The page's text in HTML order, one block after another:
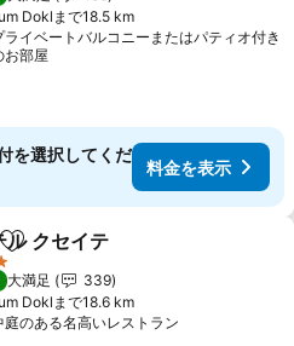
Doklまで18.5 km
ライベートバルコニーまたはパティオ付き
お部屋
を選択してくだ
料金を表示
お気に入りに追加
ル クセイテ
ルのランク
大満足
339
Doklまで18.6 km
庭のある名高いレストラン